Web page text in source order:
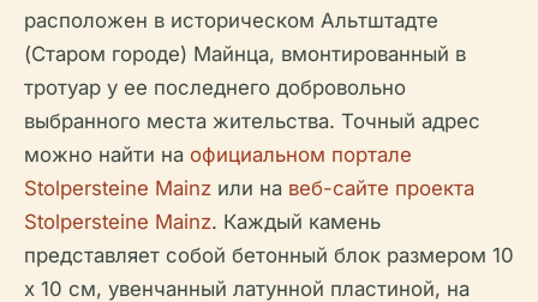
расположен в историческом Альтштадте
(Старом городе) Майнца, вмонтированный в
тротуар у ее последнего добровольно
выбранного места жительства. Точный адрес
можно найти на официальном портале
Stolpersteine Mainz или на веб-сайте проекта
Stolpersteine Mainz. Каждый камень
представляет собой бетонный блок размером 10
x 10 см, увенчанный латунной пластиной, на